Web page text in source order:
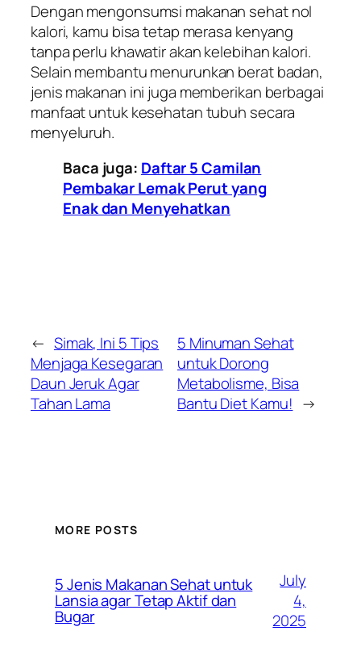
Dengan mengonsumsi makanan sehat nol
kalori, kamu bisa tetap merasa kenyang
tanpa perlu khawatir akan kelebihan kalori.
Selain membantu menurunkan berat badan,
jenis makanan ini juga memberikan berbagai
manfaat untuk kesehatan tubuh secara
menyeluruh.
Baca juga: Daftar 5 Camilan
Pembakar Lemak Perut yang
Enak dan Menyehatkan
← Simak, Ini 5 Tips
Menjaga Kesegaran
Daun Jeruk Agar
Tahan Lama
5 Minuman Sehat
untuk Dorong
Metabolisme, Bisa
Bantu Diet Kamu! →
MORE POSTS
5 Jenis Makanan Sehat untuk
Lansia agar Tetap Aktif dan
Bugar
July
4,
2025